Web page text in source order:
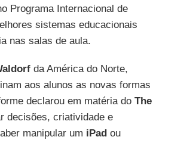
Programa Internacional de
sistemas educacionais
nas salas de aula.
da América do Norte,
aos alunos as novas formas
declarou em matéria do The
decisões, criatividade e
manipular um iPadou